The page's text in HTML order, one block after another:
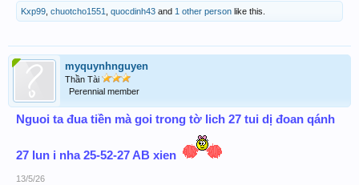
Kxp99 chuotcho1551 quocdinh43 and 1 other person like this.
myquynhnguyen
Thần Tài
Perennial member
Nguoi ta đua tiền mà goi trong tờ lich 27 tui dị đoan qánh
27 lun i nha 25-52-27 AB xien
13/5/26